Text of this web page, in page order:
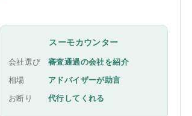
スーモカウンター
会社選び
審査通過の会社を紹介
相場
アドバイザーが助言
お断り
代行してくれる